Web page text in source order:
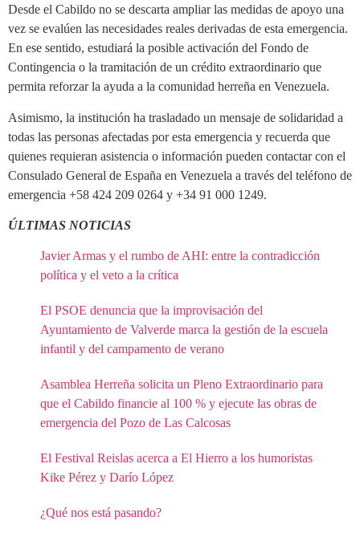
Desde el Cabildo no se descarta ampliar las medidas de apoyo una
vez se evalúen las necesidades reales derivadas de esta emergencia.
En ese sentido, estudiará la posible activación del Fondo de
Contingencia o la tramitación de un crédito extraordinario que
permita reforzar la ayuda a la comunidad herreña en Venezuela.
Asimismo, la institución ha trasladado un mensaje de solidaridad a
todas las personas afectadas por esta emergencia y recuerda que
quienes requieran asistencia o información pueden contactar con el
Consulado General de España en Venezuela a través del teléfono de
emergencia +58 424 209 0264 y +34 91 000 1249.
ÚLTIMAS NOTICIAS
Javier Armas y el rumbo de AHI: entre la contradicción
política y el veto a la crítica
El PSOE denuncia que la improvisación del
Ayuntamiento de Valverde marca la gestión de la escuela
infantil y del campamento de verano
Asamblea Herreña solicita un Pleno Extraordinario para
que el Cabildo financie al 100 % y ejecute las obras de
emergencia del Pozo de Las Calcosas
El Festival Reislas acerca a El Hierro a los humoristas
Kike Pérez y Darío López
¿Qué nos está pasando?